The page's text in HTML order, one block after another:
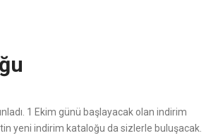
1 Ekim günü başlayacak olan indirim
yeni indirim kataloğu da sizlerle buluşacak.